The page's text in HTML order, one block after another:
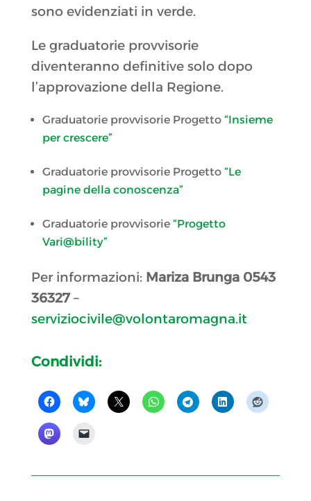
sono evidenziati in verde.
Le graduatorie provvisorie
diventeranno definitive solo dopo
l’approvazione della Regione.
Graduatorie provvisorie Progetto “Insieme
per crescere”
Graduatorie provvisorie Progetto“Le
pagine della conoscenza”
Graduatorie provvisorie“Progetto
Vari@bility”
Per informazioni: Mariza Brunga 0543
36327–
serviziocivile@volontaromagna.it
Condividi: